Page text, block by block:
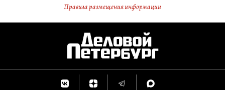
Правила размещения информации